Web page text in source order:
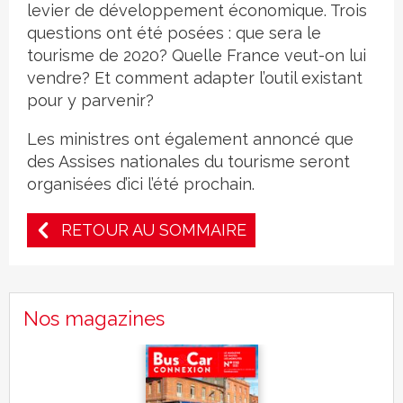
levier de développement économique. Trois
questions ont été posées : que sera le
tourisme de 2020? Quelle France veut-on lui
vendre? Et comment adapter l’outil existant
pour y parvenir?
Les ministres ont également annoncé que
des Assises nationales du tourisme seront
organisées d’ici l’été prochain.
RETOUR AU SOMMAIRE
Nos magazines